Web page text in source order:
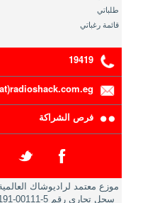
طلباتي
قائمة رغباتي
19419
فرص الشراكة
موزع معتمد لراديوشاك